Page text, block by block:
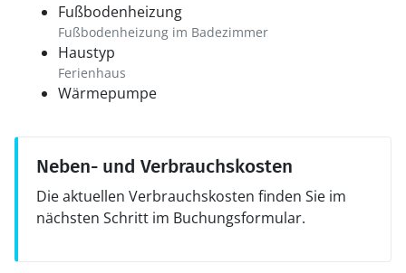
Fußbodenheizung
Fußbodenheizung im Badezimmer
Haustyp
Ferienhaus
Wärmepumpe
Neben- und Verbrauchskosten
Die aktuellen Verbrauchskosten finden Sie im
nächsten Schritt im Buchungsformular.